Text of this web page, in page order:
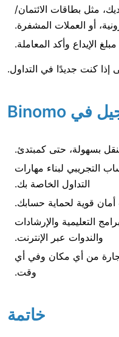
التداول.
كمبتدئ.
مهارات
بك.
حسابك.
وفي أي